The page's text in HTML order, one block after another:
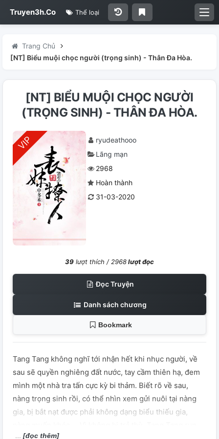
Truyen3h.Co Thể loại
Trang Chủ
[NT] Biểu muội chọc người (trọng sinh) - Thân Đa Hòa.
[NT] BIỂU MUỘI CHỌC NGƯỜI
(TRỌNG SINH) - THÂN ĐA HÒA.
ryudeathooo
Lãng mạn
2968
Hoàn thành
31-03-2020
39 lượt thích /2968lượt đọc
Đọc Truyện
Danh sách chương
Bookmark
Tang Tang không nghĩ tới nhận hết khi nhục người, về
sau sẽ quyền nghiêng đất nước, tay cầm thiên hạ, đem
mình một nhà tra tấn cực kỳ bi thảm. Biết rõ về sau,
nàng trọng sinh rồi, có thể nhìn xem gửi nuôi tại nàng
gia, bị bắt nạt được phải không dạng biểu thiếu gia,
[đọc thêm]